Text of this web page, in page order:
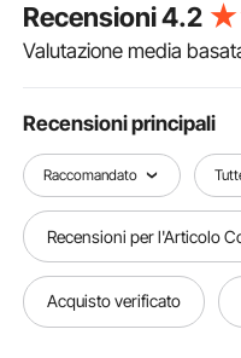
l'alimentazione carta
senza inchiostro
a 8,5 pollici (da 50,8
documenti in formato
Tecnologia anti-
tecnologia di
regolare della carta e
che ogni stampa sia
Elevata compatibilità:
Android, un tablet PC
stampante mobile
collegata tramite
Recensioni4.2
Valutazione media
Recensioni principali
Raccomandato
Recensioni per l'Articolo
Acquisto verificato